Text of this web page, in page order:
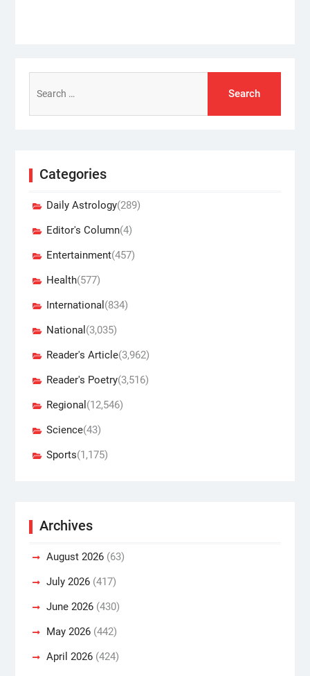
for:
Categories
Daily Astrology(289)
Editor's Column(4)
Entertainment(457)
Health(577)
International (834)
National (3,035)
Reader's Article(3,962)
Reader's Poetry(3,516)
Regional (12,546)
Science(43)
Sports(1,175)
Archives
August 2026(63)
July 2026(417)
June 2026(430)
May 2026(442)
April 2026(424)